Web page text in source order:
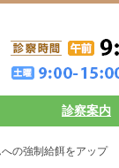
診察案内
の強制給餌をアップ